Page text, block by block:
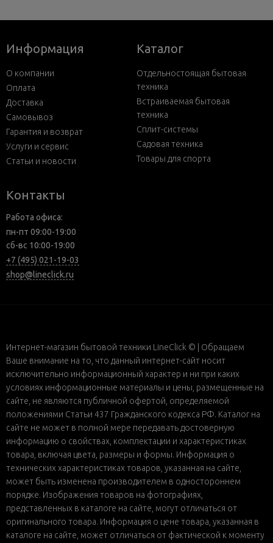
Информация
О компании
Оплата
Доставка
Самовывоз
Гарантия и возврат
Услуги и сервис
Статьи и новости
Каталог
Отдельностоящая бытовая
техника
Встраиваемая бытовая
техника
Сплит-системы
Садовая техника
Товары для спорта
Контакты
Работа офиса:
пн-пт 09:00-19:00
сб-вс 10:00-19:00
+7 (495) 021-19-03
shop@lineclick.ru
Интернет-магазин бытовой техники LineClick © | Обращаем
Ваше внимание на то, что данный интернет-сайт носит
исключительно информационный характер и ни при каких
условиях информационные материалы и цены, размещенные на
сайте, не являются публичной офертой, определяемой
положениями Статьи 437 Гражданского кодекса РФ. Каталог на
сайте не может в полной мере передавать достоверную
информацию о свойствах, комплектации и характеристиках
товара, включая цвета, размеры и формы. Информация о
технических характеристиках товаров, указанная на сайте,
может быть изменена производителем в одностороннем
порядке. Изображения товаров на фотографиях,
представленных в каталоге на сайте, могут отличаться от
оригинального товара. Информация о цене товара, указанная в
каталоге на сайте, может отличаться от фактической к моменту